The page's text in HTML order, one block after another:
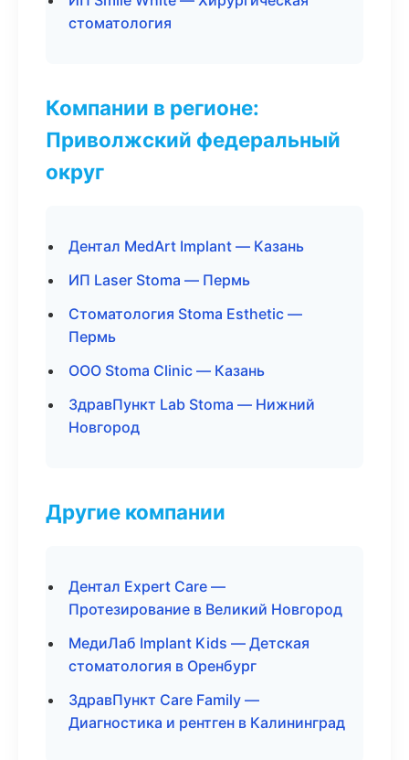
стоматология
Компании в регионе:
Приволжский федеральный
округ
Дентал MedArt Implant — Казань
ИП Laser Stoma — Пермь
Стоматология Stoma Esthetic —
Пермь
ООО Stoma Clinic — Казань
ЗдравПункт Lab Stoma — Нижний
Новгород
Другие компании
Дентал Expert Care —
Протезирование в Великий Новгород
МедиЛаб Implant Kids — Детская
стоматология в Оренбург
ЗдравПункт Care Family —
Диагностика и рентген в Калининград